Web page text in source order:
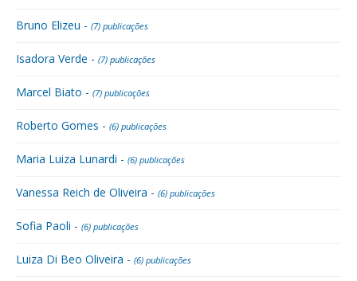
Bruno Elizeu - (7) publicações
Isadora Verde - (7) publicações
Marcel Biato - (7) publicações
Roberto Gomes - (6) publicações
Maria Luiza Lunardi - (6) publicações
Vanessa Reich de Oliveira - (6) publicações
Sofia Paoli - (6) publicações
Luiza Di Beo Oliveira - (6) publicações